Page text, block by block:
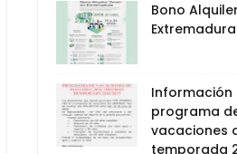
Bono
Extremadura
Información
programa
vacaciones
temporada